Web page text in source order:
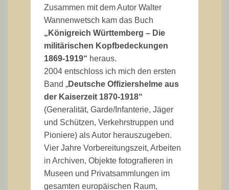
Zusammen mit dem Autor Walter
Wannenwetsch kam das Buch
„Königreich Württemberg – Die
militärischen Kopfbedeckungen
1869-1919“ heraus.
2004 entschloss ich mich den ersten
Band „Deutsche Offiziershelme aus
der Kaiserzeit 1870-1918“
(Generalität, Garde/Infanterie, Jäger
und Schützen, Verkehrstruppen und
Pioniere) als Autor herauszugeben.
Vier Jahre Vorbereitungszeit, Arbeiten
in Archiven, Objekte fotografieren in
Museen und Privatsammlungen im
gesamten europäischen Raum,